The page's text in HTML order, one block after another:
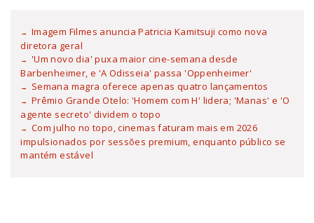
Imagem Filmes anuncia Patricia Kamitsuji como nova
diretora geral
'Um novo dia' puxa maior cine-semana desde
Barbenheimer, e 'A Odisseia' passa 'Oppenheimer'
Semana magra oferece apenas quatro lançamentos
Prêmio Grande Otelo: 'Homem com H' lidera; 'Manas' e 'O
agente secreto' dividem o topo
Com julho no topo, cinemas faturam mais em 2026
impulsionados por sessões premium, enquanto público se
mantém estável